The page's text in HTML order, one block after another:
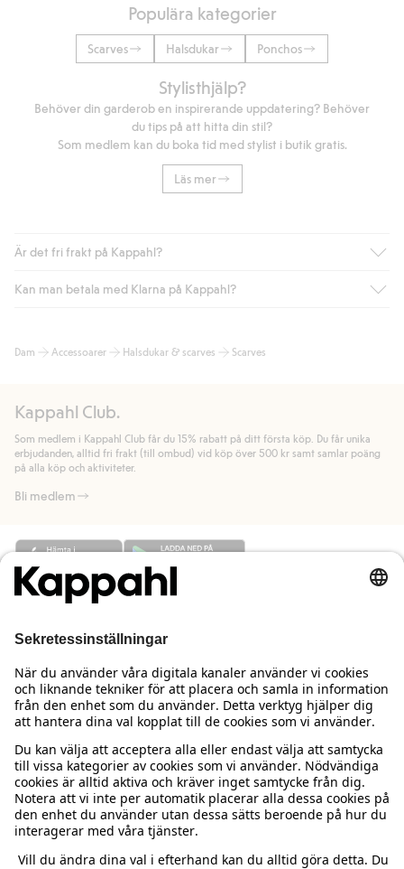
Populära kategorier
Scarves Halsdukar Ponchos
Stylisthjälp?
Behöver din garderob en inspirerande uppdatering? Behöver
du tips på att hitta din stil?
Som medlem kan du boka tid med stylist i butik gratis.
Läs mer
Är det fri frakt på Kappahl?
Är du medlem i Kappahl Club har du alltid gratis frakt till butik
automatik efter du loggat in och identifierats som medlem.
handlar för.
Läs mer
Kan man betala med Klarna på Kappahl?
bland annat faktura och swish men även andra betalningssätt.
allmänna villkor.
Läs mer
Dam Accessoarer Halsdukar & scarves Scarves
Kappahl Club.
Som medlem i Kappahl Club får du 15% rabatt på ditt första köp. Du får unika
erbjudanden, alltid fri frakt (till ombud) vid köp över 500 kr samt samlar poäng
på alla köp och aktiviteter.
Bli medlem
Behöver du hjälp?
Kundservice
Vanliga frågor
Beställning & retur
Kontakta oss
Kappahl Club
Logga in
Kappahl Club
Medlemsvillkor
Om oss
Om Kappahl Group
Villkor & policy
Köpvillkor Sverige
Mer från oss